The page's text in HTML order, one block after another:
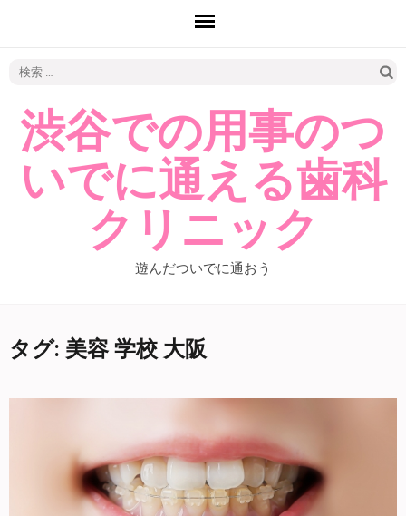
渋谷での用事のつ
いでに通える歯科
クリニック
遊んだついでに通おう
タグ: 美容 学校 大阪